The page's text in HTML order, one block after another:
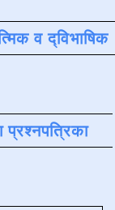
व द्विभाषिक